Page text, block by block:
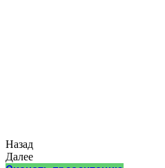
Назад
Далее